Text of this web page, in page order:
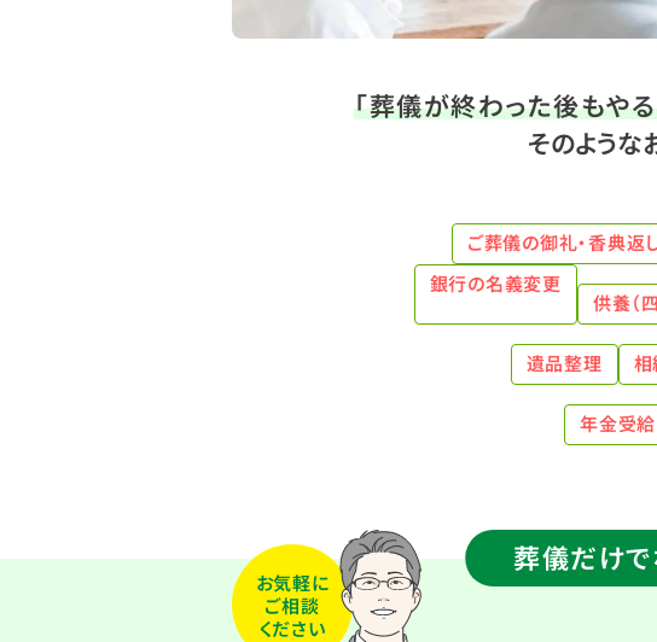
「葬儀が終わった後もや
そのような
ご葬儀の御礼・香典返
銀行の名義変更
供養（
遺品整理 相
年金受
葬儀だけで
お気軽に
ご相談
ください